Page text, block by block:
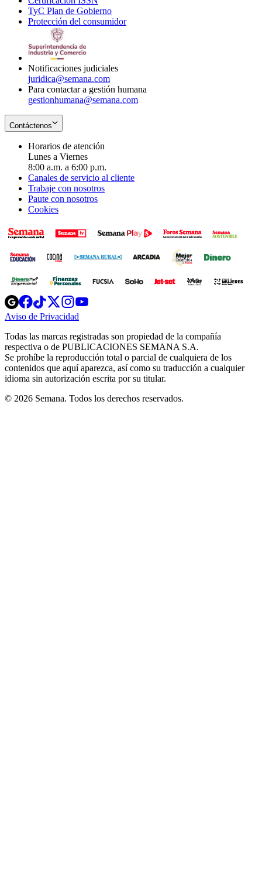
new
window
in
new
TyC Plan de Gobierno
in
Protección del consumidorOpens
Notificaciones judiciales
juridica@semana.com
Para contactar a gestión humana
gestionhumana@semana.com
Contáctenos
Horarios de atención
Lunes a Viernes
8:00 a.m. a 6:00 p.m.
Canales de servicio al cliente
Trabaje con nosotros
Paute con nosotros
Cookies
Opens
in
new
Opens
in
new
Opens
in
new
window
Opens
new
windowwindow
Aviso de Privacidad
new
window
Todas las marcas registradas son propiedad de la compañía
respectiva o de PUBLICACIONES SEMANA S.A.
Se prohíbe la reproducción total o parcial de cualquiera de los
contenidos que aquí aparezca, así como su traducción a cualquier
idioma sin autorización escrita por su titular.
© 2026 Semana. Todos los derechos reservados.